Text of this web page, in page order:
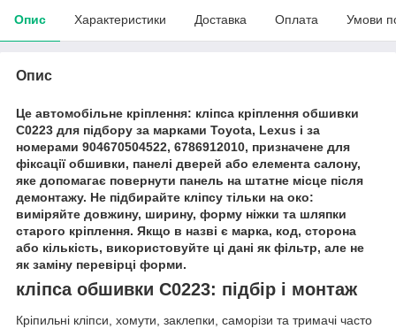
Опис Характеристики Доставка Оплата Умови
Опис
Це автомобільне кріплення: кліпса кріплення обшивки
C0223 для підбору за марками Toyota, Lexus і за
номерами 904670504522, 6786912010, призначене для
фіксації обшивки, панелі дверей або елемента салону,
яке допомагає повернути панель на штатне місце після
демонтажу. Не підбирайте кліпсу тільки на око:
виміряйте довжину, ширину, форму ніжки та шляпки
старого кріплення. Якщо в назві є марка, код, сторона
або кількість, використовуйте ці дані як фільтр, але не
як заміну перевірці форми.
кліпса обшивки C0223: підбір і монтаж
Кріпильні кліпси, хомути, заклепки, саморізи та тримачі часто